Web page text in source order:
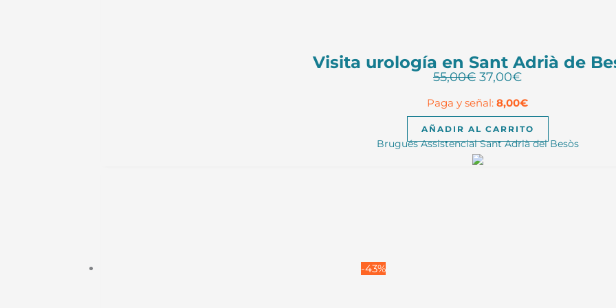
Visita urología en Sant Adrià de
55,00€ El
original
era:
55,00€.
37,00€El
actual
es:
37,00€.
Paga y señal: 8,00€
AÑADIR AL CARRITO
Brugués Assistencial Sant Adrià del Besòs
-43%